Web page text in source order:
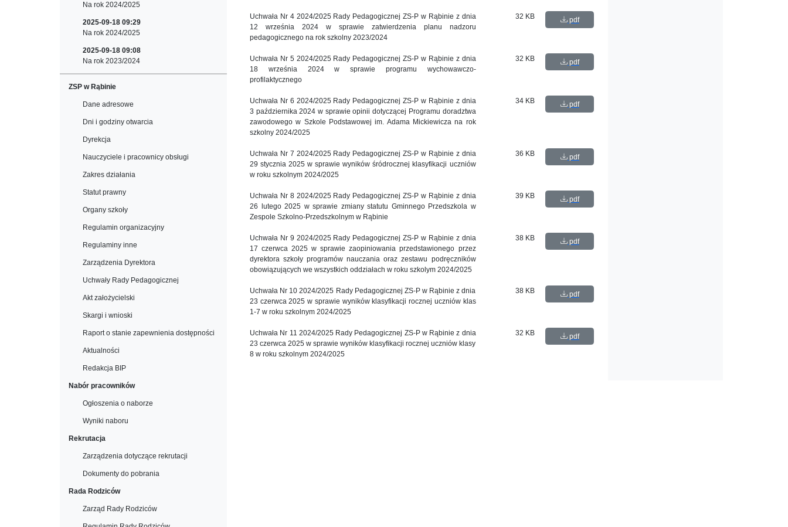
Na rok 2024/2025
2025-09-18 09:29
Na rok 2024/2025
2025-09-18 09:08
Na rok 2023/2024
ZSP w Rąbinie
Dane adresowe
Dni i godziny otwarcia
Dyrekcja
Nauczyciele i pracownicy obsługi
Zakres działania
Statut prawny
Organy szkoły
Regulamin organizacyjny
Regulaminy inne
Zarządzenia Dyrektora
Uchwały Rady Pedagogicznej
Akt założycielski
Skargi i wnioski
Raport o stanie zapewnienia dostępności
Aktualności
Redakcja BIP
Nabór pracowników
Ogłoszenia o naborze
Wyniki naboru
Rekrutacja
Zarządzenia dotyczące rekrutacji
Dokumenty do pobrania
Rada Rodziców
Zarząd Rady Rodziców
Uchwała Nr 4 2024/2025 Rady Pedagogicznej ZS-P w Rąbinie z dnia
12 września 2024 w sprawie zatwierdzenia planu nadzoru
pedagogicznego na rok szkolny 2023/2024
32 KB pdf
Uchwała Nr 5 2024/2025 Rady Pedagogicznej ZS-P w Rąbinie z dnia
18 września 2024 w sprawie programu wychowawczo-
profilaktycznego
32 KB pdf
Uchwała Nr 6 2024/2025 Rady Pedagogicznej ZS-P w Rąbinie z dnia
3 października 2024 w sprawie opinii dotyczącej Programu doradztwa
zawodowego w Szkole Podstawowej im. Adama Mickiewicza na rok
szkolny 2024/2025
34 KB pdf
Uchwała Nr 7 2024/2025 Rady Pedagogicznej ZS-P w Rąbinie z dnia
29 stycznia 2025 w sprawie wyników śródrocznej klasyfikacji uczniów
w roku szkolnym 2024/2025
36 KB pdf
Uchwała Nr 8 2024/2025 Rady Pedagogicznej ZS-P w Rąbinie z dnia
26 lutego 2025 w sprawie zmiany statutu Gminnego Przedszkola w
Zespole Szkolno-Przedszkolnym w Rąbinie
39 KB pdf
Uchwała Nr 9 2024/2025 Rady Pedagogicznej ZS-P w Rąbinie z dnia
17 czerwca 2025 w sprawie zaopiniowania przedstawionego przez
dyrektora szkoły programów nauczania oraz zestawu podręczników
obowiązujących we wszystkich oddziałach w roku szkolym 2024/2025
38 KB pdf
Uchwała Nr 10 2024/2025 Rady Pedagogicznej ZS-P w Rąbinie z dnia
23 czerwca 2025 w sprawie wyników klasyfikacji rocznej uczniów klas
1-7 w roku szkolnym 2024/2025
38 KB pdf
Uchwała Nr 11 2024/2025 Rady Pedagogicznej ZS-P w Rąbinie z dnia
23 czerwca 2025 w sprawie wyników klasyfikacji rocznej uczniów klasy
8 w roku szkolnym 2024/2025
32 KB pdf